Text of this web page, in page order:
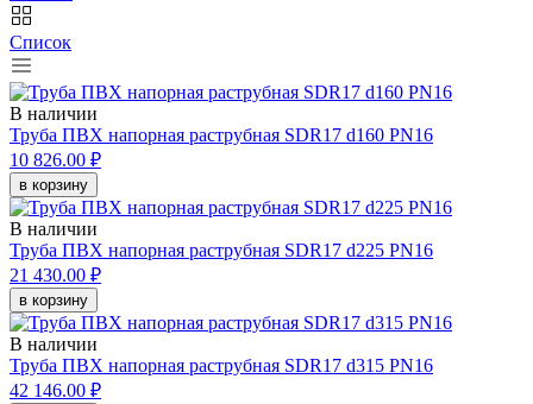
Список
В наличии
Труба ПВХ напорная раструбная SDR17 d160 PN16
10 826.00 ₽
в корзину
В наличии
Труба ПВХ напорная раструбная SDR17 d225 PN16
21 430.00 ₽
в корзину
В наличии
Труба ПВХ напорная раструбная SDR17 d315 PN16
42 146.00 ₽